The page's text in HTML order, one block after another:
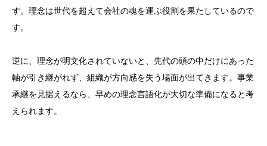
す。理念は世代を超えて会社の魂を運ぶ役割を果たしているので
す。
逆に、理念が明文化されていないと、先代の頭の中だけにあった
軸が引き継がれず、組織が方向感を失う場面が出てきます。事業
承継を見据えるなら、早めの理念言語化が大切な準備になると考
えられます。